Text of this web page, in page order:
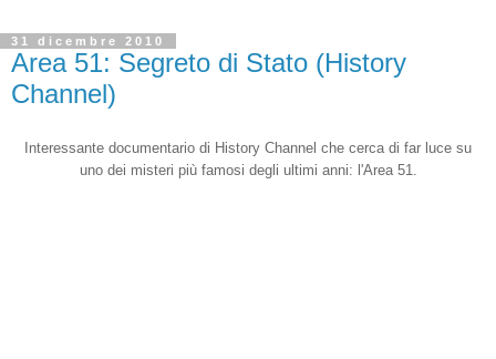
31 dicembre 2010
Area 51: Segreto di Stato (History
Channel)
Interessante documentario di History Channel che cerca di far luce su
uno dei misteri più famosi degli ultimi anni: l'Area 51.